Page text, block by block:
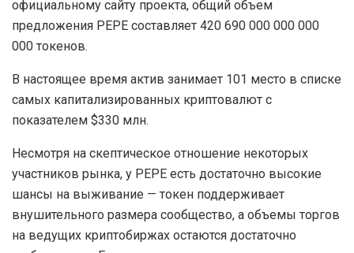
Перспективы мемкоина
грустной лягушкой Пепе, который впервые появился
в 2005 году в комиксе Мэтта Фьюри Boys Club и
впоследствии стал символом поддержки экс-
президента США Дональда Трампа. Согласно
официальному сайту проекта, общий объем
предложения PEPE составляет 420 690 000 000 000
000 токенов.
В настоящее время актив занимает 101 место в списке